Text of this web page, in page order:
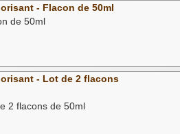
- Flacon de 50ml
de 50ml
- Lot de 2 flacons
2 flacons de 50ml